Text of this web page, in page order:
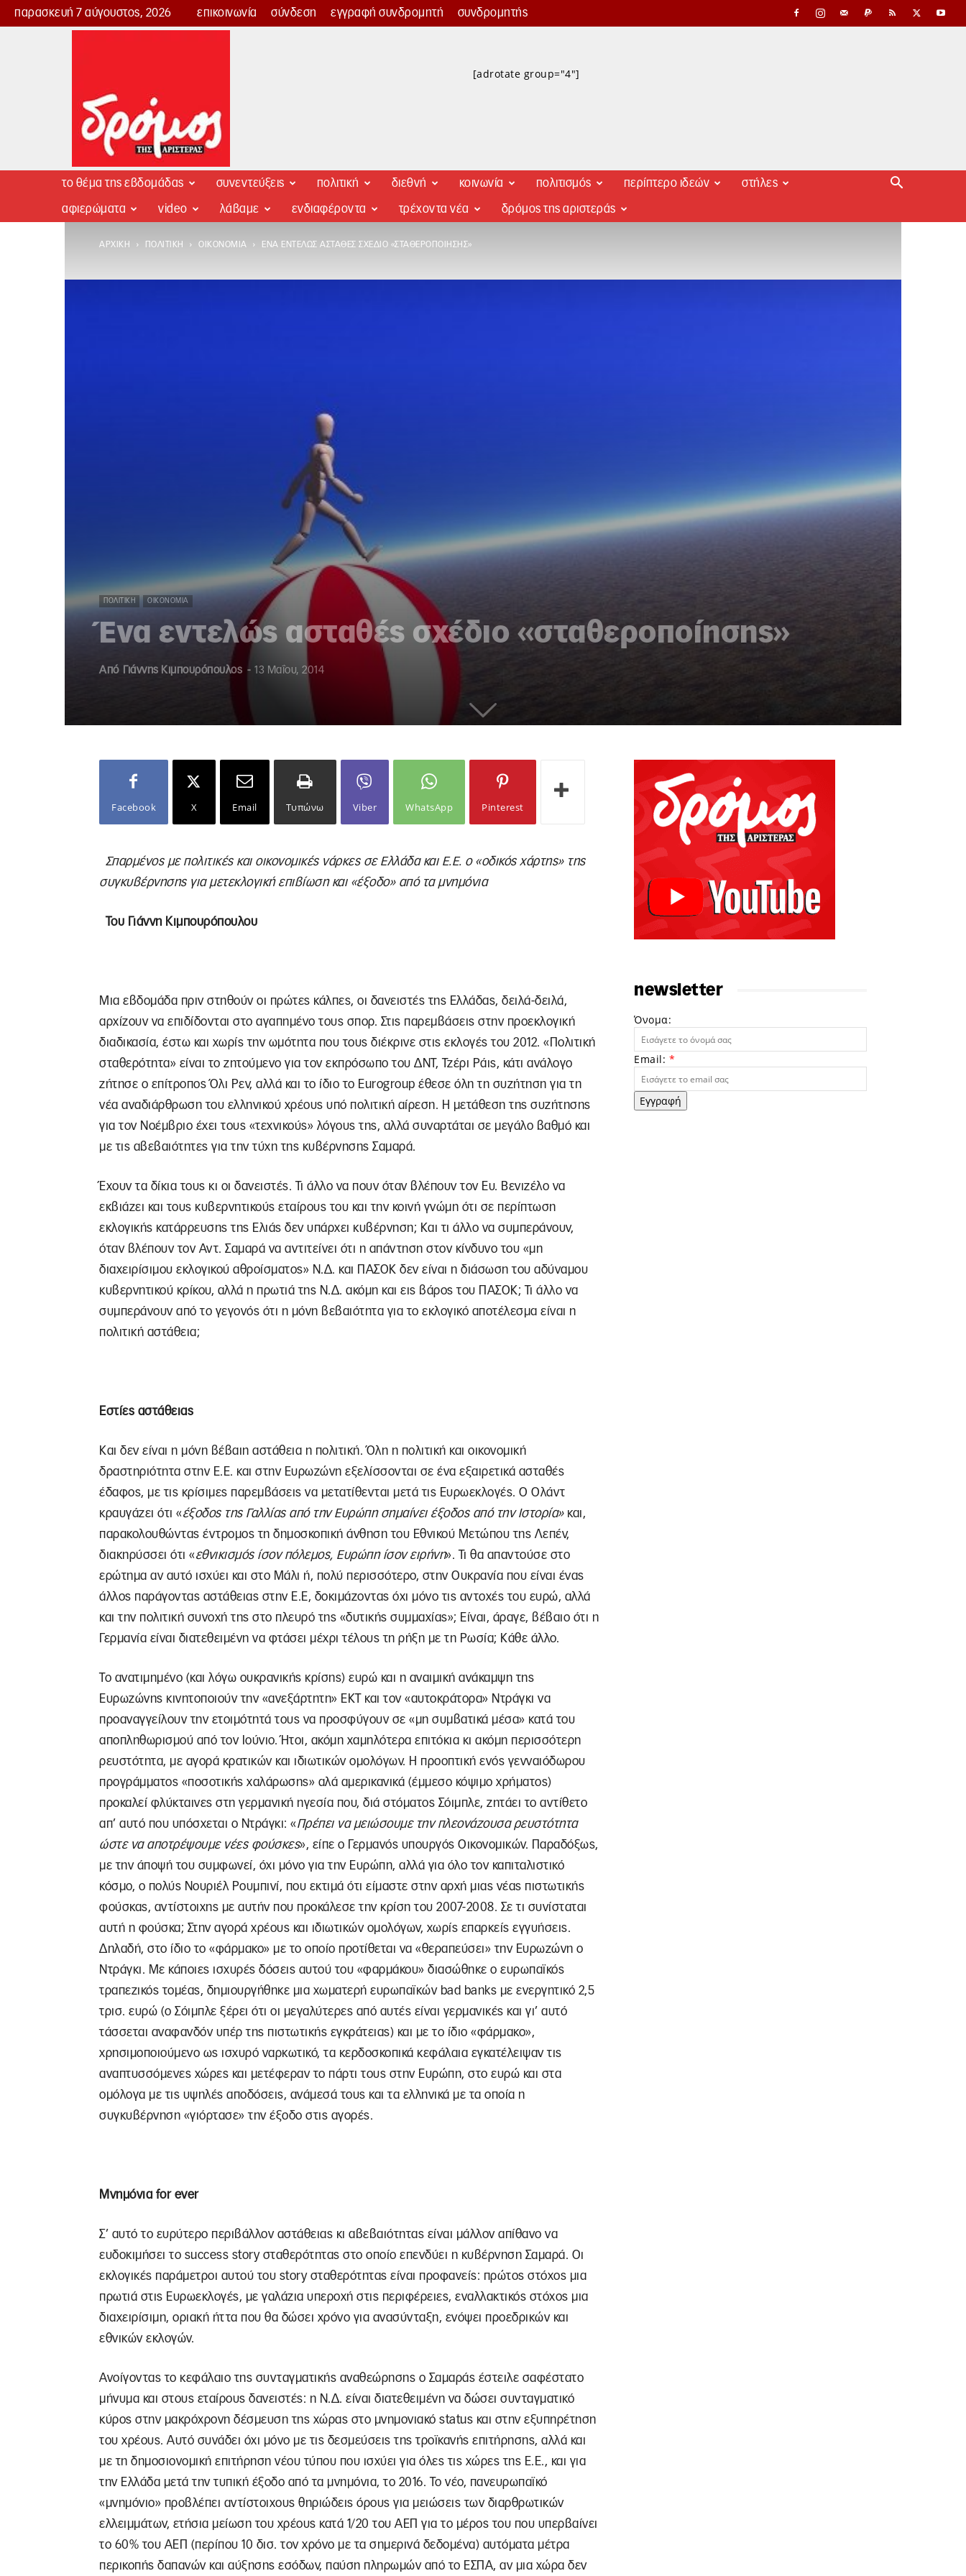
παρασκευή 7 αύγουστος, 2026 επικοινωνία σύνδεση εγγραφή συνδρομητή συνδρομητής
Δρόμος
[adrotate group="4"]
το θέμα της εβδομάδας συνεντεύξεις πολιτική διεθνή κοινωνία πολιτισμός περίπτερο ιδεών στήλες
αφιερώματα video λάβαμε ενδιαφέροντα τρέχοντα νέα δρόμος της αριστεράς
ΑΡΧΙΚΉ ΠΟΛΙΤΙΚΉ ΟΙΚΟΝΟΜΊΑ ΈΝΑ ΕΝΤΕΛΏΣ ΑΣΤΑΘΈΣ ΣΧΈΔΙΟ «ΣΤΑΘΕΡΟΠΟΊΗΣΗΣ»
ΠΟΛΙΤΙΚΉ ΟΙΚΟΝΟΜΊΑ
Ένα εντελώς ασταθές σχέδιο «σταθεροποίησης»
Από Γιάννης Κιμπουρόπουλος - 13 Μαΐου, 2014
Facebook X Email Τυπώνω Viber WhatsApp Pinterest
Σπαρμένος με πολιτικές και οικονομικές νάρκες σε Ελλάδα και Ε.Ε. ο «οδικός χάρτης» της
συγκυβέρνησης για μετεκλογική επιβίωση και «έξοδο» από τα μνημόνια
Του Γιάννη Κιμπουρόπουλου
Μια εβδομάδα πριν στηθούν οι πρώτες κάλπες, οι δανειστές της Ελλάδας, δειλά-δειλά,
αρχίζουν να επιδίδονται στο αγαπημένο τους σπορ. Στις παρεμβάσεις στην προεκλογική
διαδικασία, έστω και χωρίς την ωμότητα που τους διέκρινε στις εκλογές του 2012. «Πολιτική
σταθερότητα» είναι το ζητούμενο για τον εκπρόσωπο του ΔΝΤ, Τζέρι Ράις, κάτι ανάλογο
ζήτησε ο επίτροπος Όλι Ρεν, αλλά και το ίδιο το Eurogroup έθεσε όλη τη συζήτηση για τη
νέα αναδιάρθρωση του ελληνικού χρέους υπό πολιτική αίρεση. Η μετάθεση της συζήτησης
για τον Νοέμβριο έχει τους «τεχνικούς» λόγους της, αλλά συναρτάται σε μεγάλο βαθμό και
με τις αβεβαιότητες για την τύχη της κυβέρνησης Σαμαρά.
Έχουν τα δίκια τους κι οι δανειστές. Τι άλλο να πουν όταν βλέπουν τον Ευ. Βενιζέλο να
εκβιάζει και τους κυβερνητικούς εταίρους του και την κοινή γνώμη ότι σε περίπτωση
εκλογικής κατάρρευσης της Ελιάς δεν υπάρχει κυβέρνηση; Και τι άλλο να συμπεράνουν,
όταν βλέπουν τον Αντ. Σαμαρά να αντιτείνει ότι η απάντηση στον κίνδυνο του «μη
διαχειρίσιμου εκλογικού αθροίσματος» Ν.Δ. και ΠΑΣΟΚ δεν είναι η διάσωση του αδύναμου
κυβερνητικού κρίκου, αλλά η πρωτιά της Ν.Δ. ακόμη και εις βάρος του ΠΑΣΟΚ; Τι άλλο να
συμπεράνουν από το γεγονός ότι η μόνη βεβαιότητα για το εκλογικό αποτέλεσμα είναι η
πολιτική αστάθεια;
Εστίες αστάθειας
Και δεν είναι η μόνη βέβαιη αστάθεια η πολιτική. Όλη η πολιτική και οικονομική
δραστηριότητα στην Ε.Ε. και στην Ευρωζώνη εξελίσσονται σε ένα εξαιρετικά ασταθές
έδαφος, με τις κρίσιμες παρεμβάσεις να μετατίθενται μετά τις Ευρωεκλογές. Ο Ολάντ
κραυγάζει ότι «έξοδος της Γαλλίας από την Ευρώπη σημαίνει έξοδος από την Ιστορία»και,
παρακολουθώντας έντρομος τη δημοσκοπική άνθηση του Εθνικού Μετώπου της Λεπέν,
διακηρύσσει ότι «εθνικισμός ίσον πόλεμος, Ευρώπη ίσον ειρήνη». Τι θα απαντούσε στο
ερώτημα αν αυτό ισχύει και στο Μάλι ή, πολύ περισσότερο, στην Ουκρανία που είναι ένας
άλλος παράγοντας αστάθειας στην Ε.Ε, δοκιμάζοντας όχι μόνο τις αντοχές του ευρώ, αλλά
και την πολιτική συνοχή της στο πλευρό της «δυτικής συμμαχίας»; Είναι, άραγε, βέβαιο ότι η
Γερμανία είναι διατεθειμένη να φτάσει μέχρι τέλους τη ρήξη με τη Ρωσία; Κάθε άλλο.
Το ανατιμημένο (και λόγω ουκρανικής κρίσης) ευρώ και η αναιμική ανάκαμψη της
Ευρωζώνης κινητοποιούν την «ανεξάρτητη» ΕΚΤ και τον «αυτοκράτορα» Ντράγκι να
προαναγγείλουν την ετοιμότητά τους να προσφύγουν σε «μη συμβατικά μέσα» κατά του
αποπληθωρισμού από τον Ιούνιο. Ήτοι, ακόμη χαμηλότερα επιτόκια κι ακόμη περισσότερη
ρευστότητα, με αγορά κρατικών και ιδιωτικών ομολόγων. Η προοπτική ενός γενναιόδωρου
προγράμματος «ποσοτικής χαλάρωσης» αλά αμερικανικά (έμμεσο κόψιμο χρήματος)
προκαλεί φλύκταινες στη γερμανική ηγεσία που, διά στόματος Σόιμπλε, ζητάει το αντίθετο
απ’ αυτό που υπόσχεται ο Ντράγκι: «Πρέπει να μειώσουμε την πλεονάζουσα ρευστότητα
ώστε να αποτρέψουμε νέες φούσκες», είπε ο Γερμανός υπουργός Οικονομικών. Παραδόξως,
με την άποψή του συμφωνεί, όχι μόνο για την Ευρώπη, αλλά για όλο τον καπιταλιστικό
κόσμο, ο πολύς Νουριέλ Ρουμπινί, που εκτιμά ότι είμαστε στην αρχή μιας νέας πιστωτικής
φούσκας, αντίστοιχης με αυτήν που προκάλεσε την κρίση του 2007-2008. Σε τι συνίσταται
αυτή η φούσκα; Στην αγορά χρέους και ιδιωτικών ομολόγων, χωρίς επαρκείς εγγυήσεις.
Δηλαδή, στο ίδιο το «φάρμακο» με το οποίο προτίθεται να «θεραπεύσει» την Ευρωζώνη ο
Ντράγκι. Με κάποιες ισχυρές δόσεις αυτού του «φαρμάκου» διασώθηκε ο ευρωπαϊκός
τραπεζικός τομέας, δημιουργήθηκε μια χωματερή ευρωπαϊκών bad banks με ενεργητικό 2,5
τρισ. ευρώ (ο Σόιμπλε ξέρει ότι οι μεγαλύτερες από αυτές είναι γερμανικές και γι’ αυτό
τάσσεται αναφανδόν υπέρ της πιστωτικής εγκράτειας) και με το ίδιο «φάρμακο»,
χρησιμοποιούμενο ως ισχυρό ναρκωτικό, τα κερδοσκοπικά κεφάλαια εγκατέλειψαν τις
αναπτυσσόμενες χώρες και μετέφεραν το πάρτι τους στην Ευρώπη, στο ευρώ και στα
ομόλογα με τις υψηλές αποδόσεις, ανάμεσά τους και τα ελληνικά με τα οποία η
συγκυβέρνηση «γιόρτασε» την έξοδο στις αγορές.
Μνημόνια for ever
Σ’ αυτό το ευρύτερο περιβάλλον αστάθειας κι αβεβαιότητας είναι μάλλον απίθανο να
ευδοκιμήσει το success story σταθερότητας στο οποίο επενδύει η κυβέρνηση Σαμαρά. Οι
εκλογικές παράμετροι αυτού του story σταθερότητας είναι προφανείς: πρώτος στόχος μια
πρωτιά στις Ευρωεκλογές, με γαλάζια υπεροχή στις περιφέρειες, εναλλακτικός στόχος μια
διαχειρίσιμη, οριακή ήττα που θα δώσει χρόνο για ανασύνταξη, ενόψει προεδρικών και
εθνικών εκλογών.
Ανοίγοντας το κεφάλαιο της συνταγματικής αναθεώρησης ο Σαμαράς έστειλε σαφέστατο
μήνυμα και στους εταίρους δανειστές: η Ν.Δ. είναι διατεθειμένη να δώσει συνταγματικό
κύρος στην μακρόχρονη δέσμευση της χώρας στο μνημονιακό status και στην εξυπηρέτηση
του χρέους. Αυτό συνάδει όχι μόνο με τις δεσμεύσεις της τροϊκανής επιτήρησης, αλλά και
με τη δημοσιονομική επιτήρηση νέου τύπου που ισχύει για όλες τις χώρες της Ε.Ε., και για
την Ελλάδα μετά την τυπική έξοδο από τα μνημόνια, το 2016. Το νέο, πανευρωπαϊκό
«μνημόνιο» προβλέπει αντίστοιχους θηριώδεις όρους για μειώσεις των διαρθρωτικών
ελλειμμάτων, ετήσια μείωση του χρέους κατά 1/20 του ΑΕΠ για το μέρος του που υπερβαίνει
το 60% του ΑΕΠ (περίπου 10 δισ. τον χρόνο με τα σημερινά δεδομένα) αυτόματα μέτρα
περικοπής δαπανών και αύξησης εσόδων, παύση πληρωμών από το ΕΣΠΑ, αν μια χώρα δεν
newsletter
Όνομα:
Email: *
Εγγραφή